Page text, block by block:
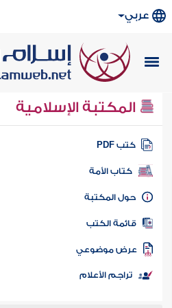
عربي
المكتبة الإسلامية
كتب PDF
كتاب الأمة
المكتبة
الكتب
موضوعي